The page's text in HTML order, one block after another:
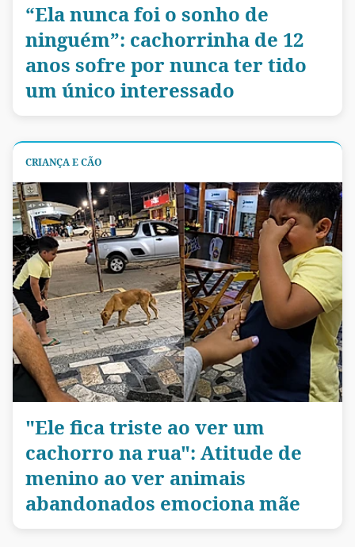
“Ela nunca foi o sonho de
ninguém”: cachorrinha de 12
anos sofre por nunca ter tido
um único interessado
CRIANÇA E CÃO
"Ele fica triste ao ver um
cachorro na rua": Atitude de
menino ao ver animais
abandonados emociona mãe